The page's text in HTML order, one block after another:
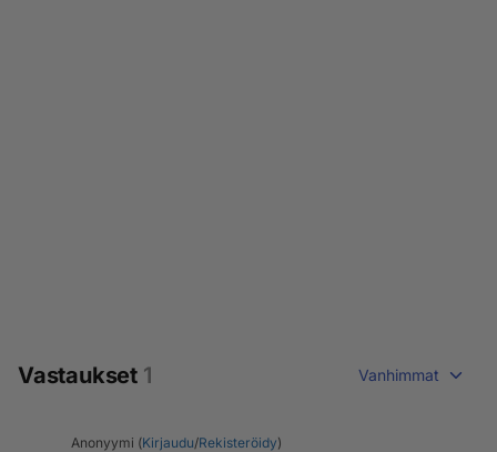
Vastaukset 1 Vanhimmat
Anonyymi (Kirjaudu/Rekisteröidy)